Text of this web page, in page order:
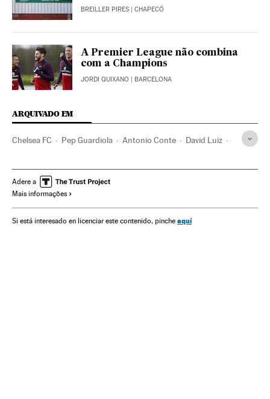
BREILLER PIRES | CHAPECÓ
A Premier League não combina
com a Champions
JORDI QUIXANO | BARCELONA
ARQUIVADO EM
Chelsea FC Pep Guardiola Antonio Conte David Luiz
Futebol Times esportes
Adere a
Mais informações
Si está interesado en licenciar este contenido, pinche aquí